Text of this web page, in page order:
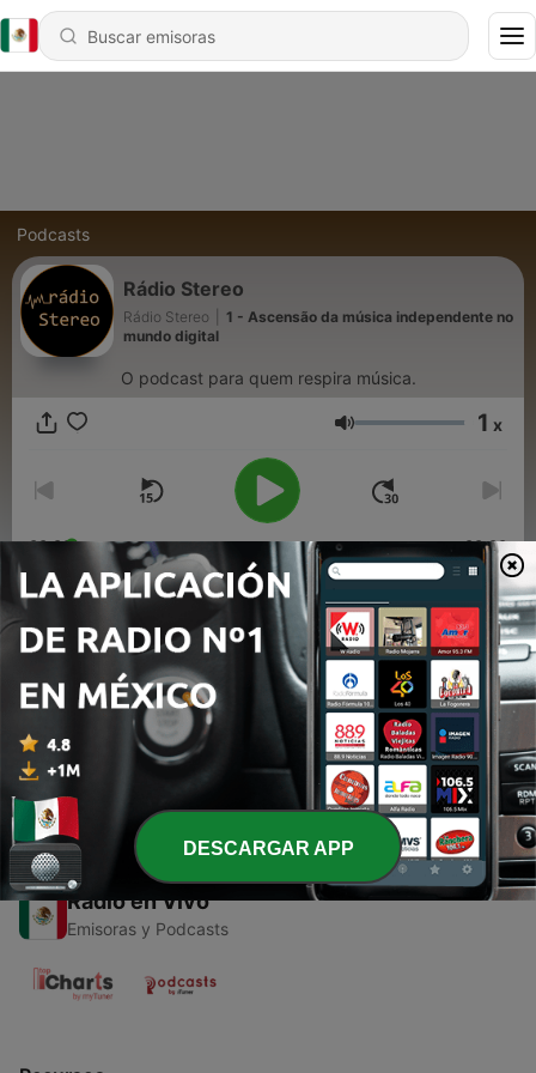
Podcasts
Rádio Stereo
Rádio Stereo
1 - Ascensão da música independente no
mundo digital
O podcast para quem respira música.
Volumen 1 x
00:00 00:00
Episodios
1 - Ascensão da música independente no mundo
digital
01 abr. 2021
Radio en Vivo
Emisoras y Podcasts
DESCARGAR APP